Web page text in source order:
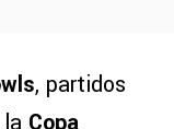
, partidos